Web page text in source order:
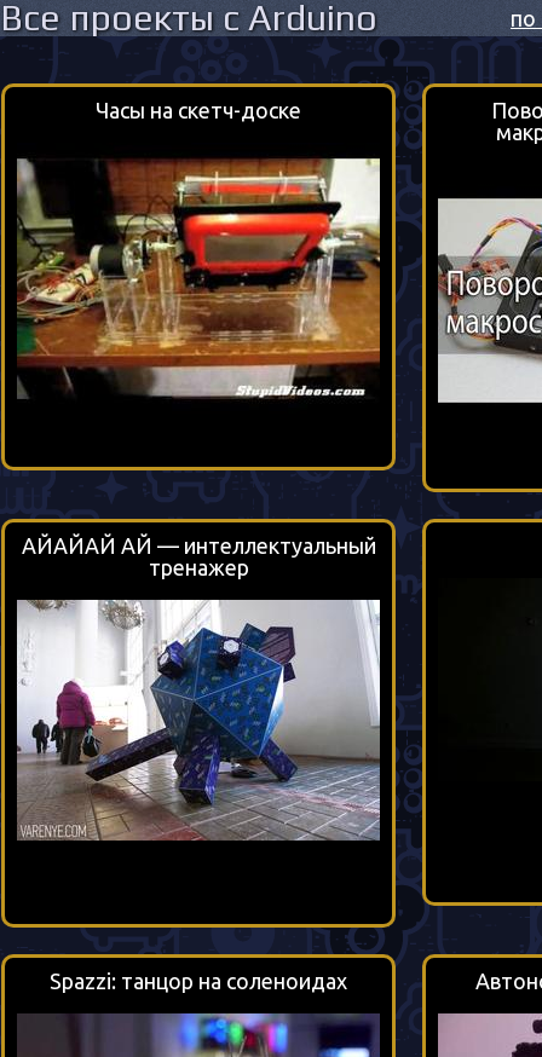
Все проекты с Arduino по
Часы на скетч-доске
АЙАЙАЙ АЙ — интеллектуальный
тренажер
Spazzi: танцор на соленоидах